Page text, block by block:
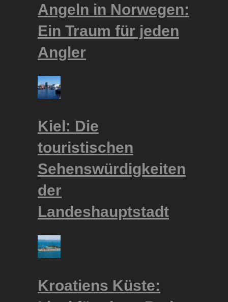
Angeln in Norwegen:
Ein Traum für jeden
Angler
Kiel: Die
touristischen
Sehenswürdigkeiten
der
Landeshauptstadt
Kroatiens Küste: